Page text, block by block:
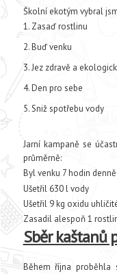
Školní ekotým vybral
Zasaď rostlinu
Buď venku
Jez zdravě a
Den pro sebe
Sniž spotřebu vody
Jarní kampaně se
průměrně:
Byl venku 7 hodin denně
Ušetřil 630 l vody
Ušetřil 9 kg oxidu
Zasadil alespoň 1
Sběr kaštanů
Během října proběhla